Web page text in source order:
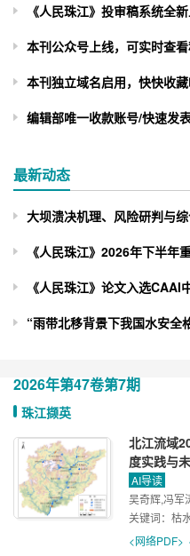
《人民珠江》投审稿系统全
本刊公众号上线，可实时查
本刊独立域名启用，快快收
编辑部唯一收款账号/快速发
最新动态
大坝溃决机理、风险研判与
《人民珠江》2026年下半年
2026年第47卷第7期
珠江撷英
北江流域
度实践与
AI导读
吴奇辉,冯军
关键词： 枯
<网络PDF>